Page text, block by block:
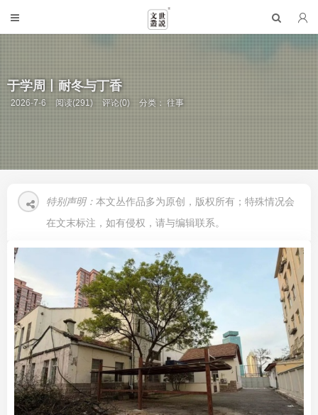
于学周丨耐冬与丁香
2026-7-6 阅读(291) 评论(0) 分类：往事
特别声明： 本文丛作品多为原创，版权所有；特殊情况会
在文末标注，如有侵权，请与编辑联系。